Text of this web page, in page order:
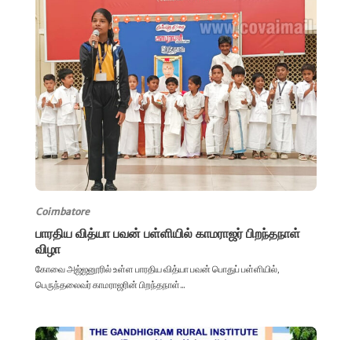
Coimbatore
பாரதிய வித்யா பவன் பள்ளியில் காமராஜர் பிறந்தநாள்
விழா
கோவை அஜ்ஜனூரில் உள்ள பாரதிய வித்யா பவன் பொதுப் பள்ளியில்,
பெருந்தலைவர் காமராஜரின் பிறந்தநாள்...